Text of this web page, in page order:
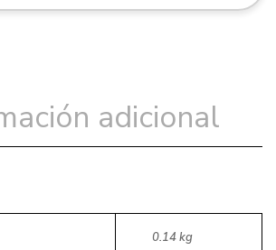
adicional
0.14 kg